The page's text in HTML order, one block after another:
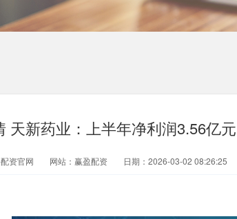
天新药业：上半年净利润3.56亿元
资官网 网站：赢盈配资 日期：2026-03-02 08:26:25